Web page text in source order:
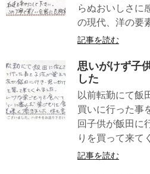
らぬおいしさに
の現代、洋の要
記事を読む
思いがけず子
した
以前転勤にて飯
買いに行った事
回子供が飯田に
りを買って来て
記事を読む